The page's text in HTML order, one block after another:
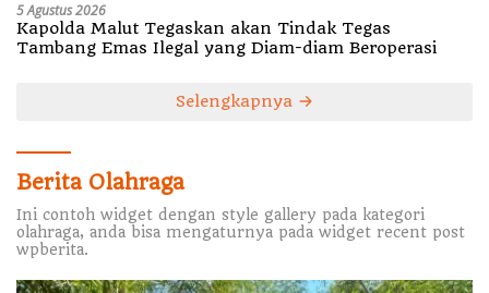
5 Agustus 2026
Kapolda Malut Tegaskan akan Tindak Tegas
Tambang Emas Ilegal yang Diam-diam Beroperasi
Selengkapnya
Berita Olahraga
Ini contoh widget dengan style gallery pada kategori
olahraga, anda bisa mengaturnya pada widget recent post
wpberita.